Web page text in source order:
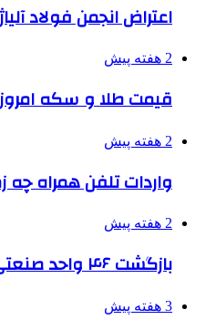
اعتراض انجمن فولاد
2 هفته پیش
قیمت طلا و سکه امروز یک
2 هفته پیش
واردات تلفن همراه
2 هفته پیش
بازگشت ۴۶ واحد صنعتی آسیب‌دیده دو جنگ اخیر البرز به چرخه تولید
3 هفته پیش